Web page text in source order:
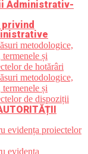
Administrativ-
privind
metodologice,
și
de hotărâri
metodologice,
și
de dispoziții
evidența proiectelor
evidența